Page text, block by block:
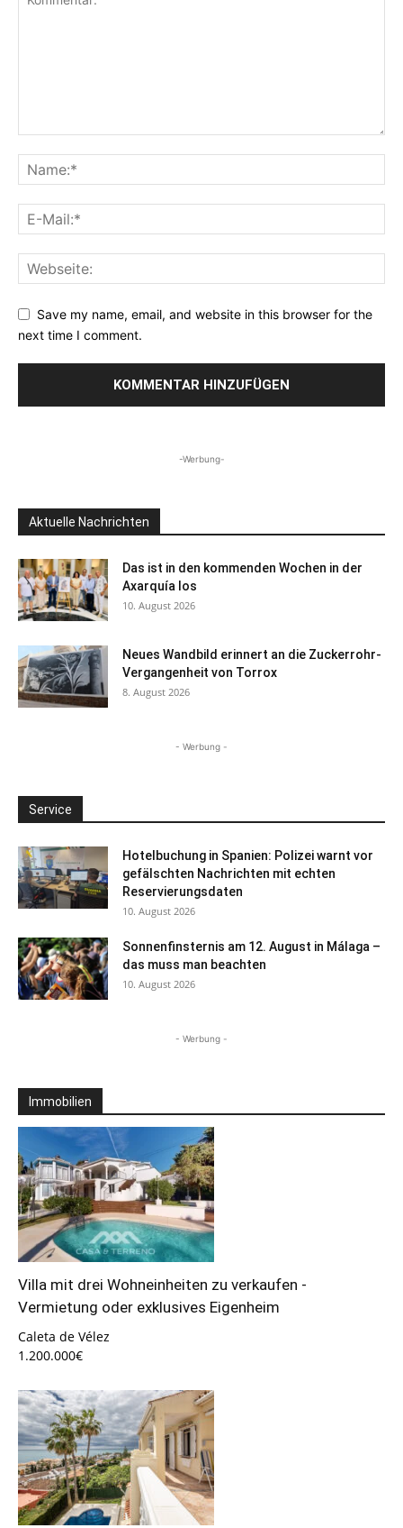
Save my name, email, and website in this browser for the
next time I comment.
-Werbung-
Aktuelle Nachrichten
Das ist in den kommenden Wochen in der
Axarquía los
10. August 2026
Neues Wandbild erinnert an die Zuckerrohr-
Vergangenheit von Torrox
8. August 2026
- Werbung -
Service
Hotelbuchung in Spanien: Polizei warnt vor
gefälschten Nachrichten mit echten
Reservierungsdaten
10. August 2026
Sonnenfinsternis am 12. August in Málaga –
das muss man beachten
10. August 2026
- Werbung -
Immobilien
Villa mit drei Wohneinheiten zu verkaufen -
Vermietung oder exklusives Eigenheim
Caleta de Vélez
1.200.000€